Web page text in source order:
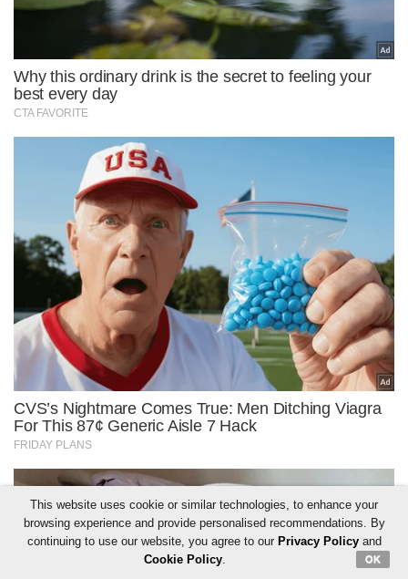
This website uses cookie or similar technologies, to enhance your
browsing experience and provide personalised recommendations. By
continuing to use our website, you agree to our Privacy Policyand
Cookie Policy. OK